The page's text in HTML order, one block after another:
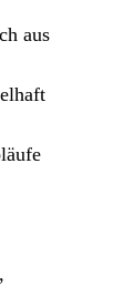
aus